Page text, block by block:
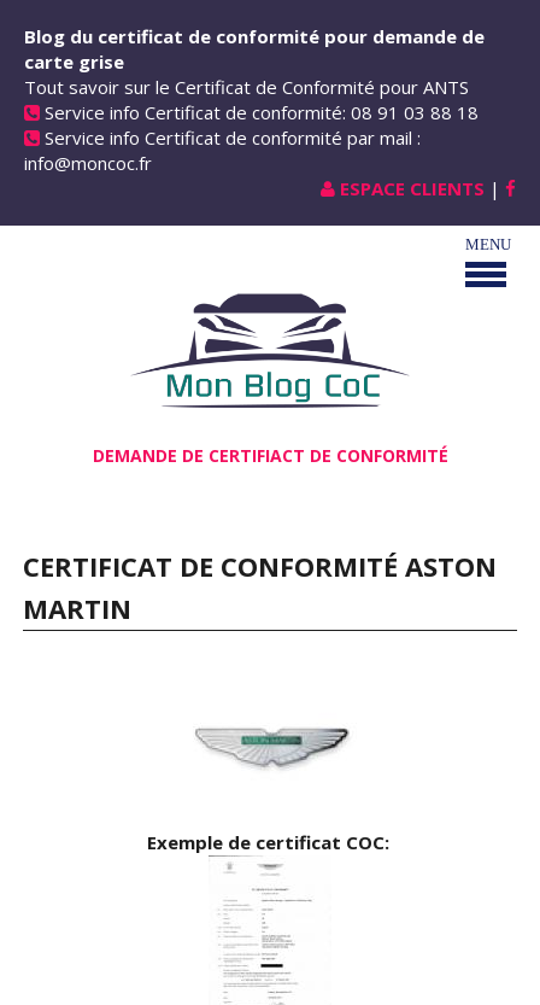
Blog du certificat de conformité pour demande de
carte grise
Tout savoir sur le Certificat de Conformité pour ANTS
Service info Certificat de conformité: 08 91 03 88 18
Service info Certificat de conformité par mail :
info@moncoc.fr
ESPACE CLIENTS |
DEMANDE DE CERTIFIACT DE CONFORMITÉ
CERTIFICAT DE CONFORMITÉ ASTON
MARTIN
Exemple de certificat COC: